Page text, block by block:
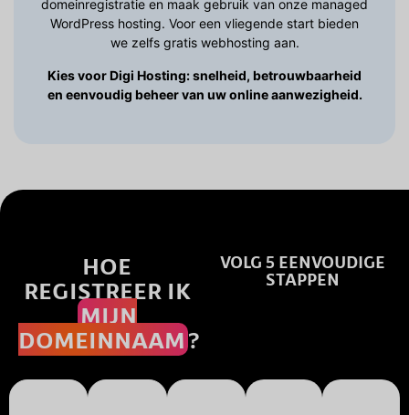
domeinregistratie en maak gebruik van onze managed
WordPress hosting. Voor een vliegende start bieden
we zelfs gratis webhosting aan.
Kies voor Digi Hosting: snelheid, betrouwbaarheid
en eenvoudig beheer van uw online aanwezigheid.
HOE
REGISTREER IK
MIJN
DOMEINNAAM ?
VOLG 5 EENVOUDIGE
STAPPEN